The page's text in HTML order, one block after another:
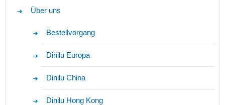
Über uns
Bestellvorgang
Dinilu Europa
Dinilu China
Dinilu Hong Kong